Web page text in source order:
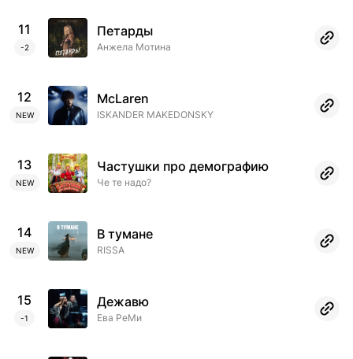
11
-2
Петарды
Анжела Мотина
12
NEW
McLaren
ISKANDER MAKEDONSKY
13
NEW
Частушки про демографию
Че те надо?
14
NEW
В тумане
RISSA
15
-1
Дежавю
Ева РеМи